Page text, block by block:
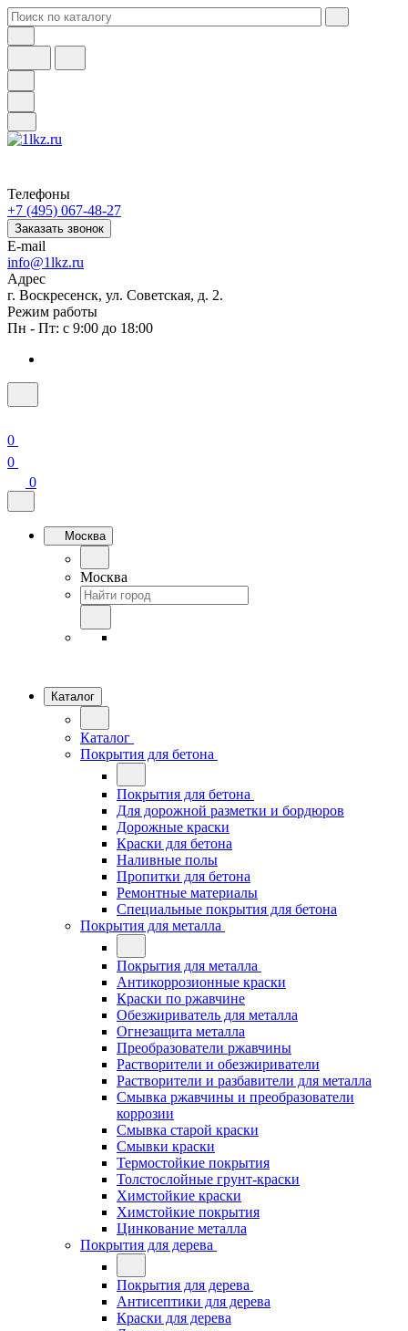
Телефоны
+7 (495) 067-48-27
Заказать звонок
E-mail
info@1lkz.ru
Адрес
г. Воскресенск, ул. Советская, д. 2.
Режим работы
Пн - Пт: с 9:00 до 18:00
0
0
0
Москва
Москва
Каталог
Каталог
Покрытия для бетона
Покрытия для бетона
Для дорожной разметки и бордюров
Дорожные краски
Краски для бетона
Наливные полы
Пропитки для бетона
Ремонтные материалы
Специальные покрытия для бетона
Покрытия для металла
Покрытия для металла
Антикоррозионные краски
Краски по ржавчине
Обезжириватель для металла
Огнезащита металла
Преобразователи ржавчины
Растворители и обезжириватели
Растворители и разбавители для металла
Смывка ржавчины и преобразователи
коррозии
Смывка старой краски
Смывки краски
Термостойкие покрытия
Толстослойные грунт-краски
Химстойкие краски
Химстойкие покрытия
Цинкование металла
Покрытия для дерева
Покрытия для дерева
Антисептики для дерева
Краски для дерева